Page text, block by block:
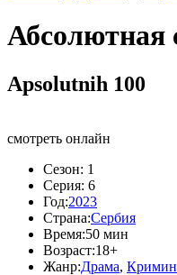
Абсолютная
Apsolutnih 100
смотреть онлайн
Сезон: 1
Серия: 6
Год:2023
Страна:Сербия
Время:50 мин
Возраст:18+
Жанр:Драма,